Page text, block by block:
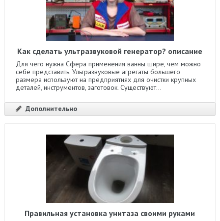
Как сделать ультразвуковой генератор? описание
Для чего нужна Сфера применения ванны шире, чем можно
себе представить. Ультразвуковые агрегаты большего
размера используют на предприятиях для очистки крупных
деталей, инструментов, заготовок. Существуют...
Дополнительно
Правильная установка унитаза своими руками